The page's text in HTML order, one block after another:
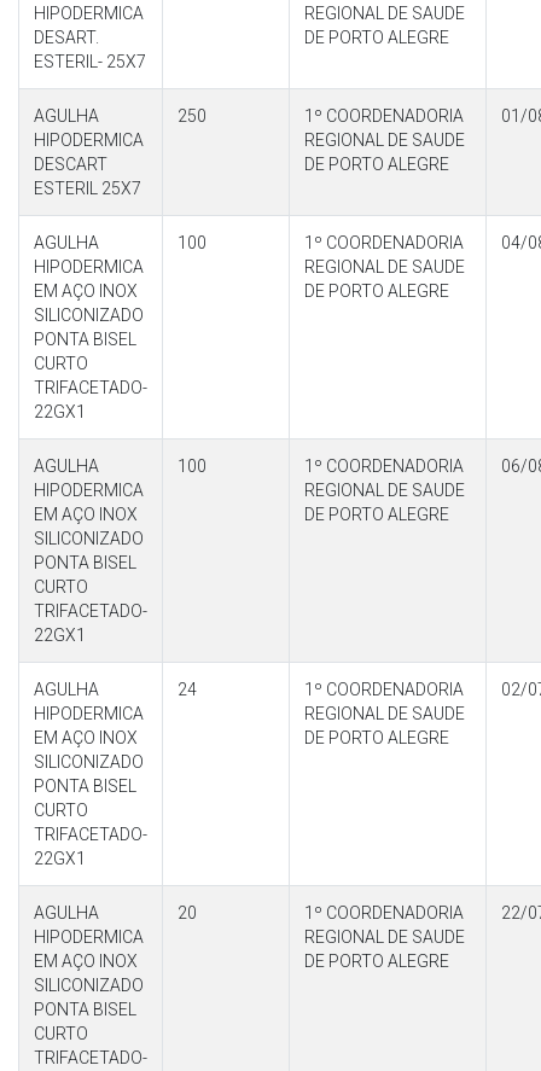
HIPODERMICA
DESART.
ESTERIL- 25X7
REGIONAL DE SAUDE
DE PORTO ALEGRE
AGULHA
HIPODERMICA
DESCART
ESTERIL 25X7
250
1º COORDENADORIA
REGIONAL DE SAUDE
DE PORTO ALEGRE
01/
AGULHA
HIPODERMICA
EM AÇO INOX
SILICONIZADO
PONTA BISEL
CURTO
TRIFACETADO-
22GX1
100
1º COORDENADORIA
REGIONAL DE SAUDE
DE PORTO ALEGRE
04/
AGULHA
HIPODERMICA
EM AÇO INOX
SILICONIZADO
PONTA BISEL
CURTO
TRIFACETADO-
22GX1
100
1º COORDENADORIA
REGIONAL DE SAUDE
DE PORTO ALEGRE
06/
AGULHA
HIPODERMICA
EM AÇO INOX
SILICONIZADO
PONTA BISEL
CURTO
TRIFACETADO-
22GX1
24
1º COORDENADORIA
REGIONAL DE SAUDE
DE PORTO ALEGRE
02/
AGULHA
HIPODERMICA
EM AÇO INOX
SILICONIZADO
PONTA BISEL
CURTO
TRIFACETADO-
20
1º COORDENADORIA
REGIONAL DE SAUDE
DE PORTO ALEGRE
22/